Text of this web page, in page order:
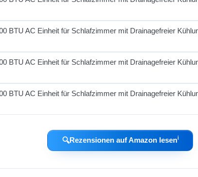
🔍Rezensionen auf Amazon lesenℹ︎